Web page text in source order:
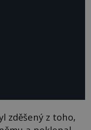
zděšený z toho,